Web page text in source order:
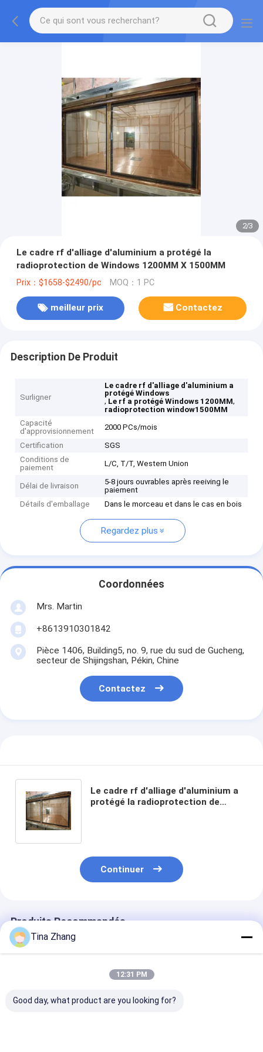
2/3
Le cadre rf d'alliage d'aluminium a protégé la
radioprotection de Windows 1200MM X 1500MM
Prix：$1658-$2490/pc MOQ：1 PC
meilleur prix Contactez
Description De Produit
Surligner
Le cadre rf d'alliage d'aluminium a
protégé Windows
, Le rf a protégé Windows 1200MM,
radioprotection window1500MM
Capacité
d'approvisionnement
2000 PCs/mois
Certification
SGS
Conditions de
paiement
L/C, T/T, Western Union
Délai de livraison
5-8 jours ouvrables après reeiving le
paiement
Détails d'emballage
Dans le morceau et dans le cas en bois
Regardez plus
Coordonnées
Mrs. Martin
+8613910301842
Pièce 1406, Building5, no. 9, rue du sud de Gucheng,
secteur de Shijingshan, Pékin, Chine
Contactez
Le cadre rf d'alliage d'aluminium a
protégé la radioprotection de
Continuer
Produits Recommandés
Tina Zhang
12:31 PM
Good day, what product are you looking for?